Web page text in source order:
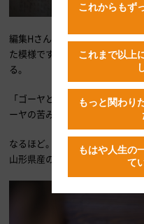
編集Hさんは、品書きにあった
た模様です。たしかに、これは
る。
「ゴーヤとじゃことかつお節
ーヤの苦みもあまり感じません
なるほど。酒のつまみに、実に
山形県産のダダ茶豆を注文いた
これからもず
これまで以上
もっと関わり
もはや人生の
て